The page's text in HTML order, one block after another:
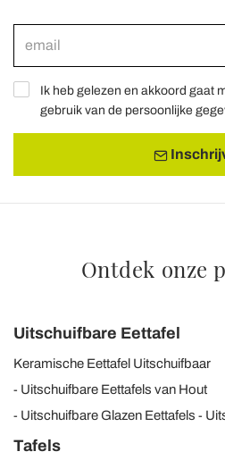
Ik heb gelezen en akkoord gaat
gebruik van de persoonlijke
Ontdek onze
Uitschuifbare Eettafel
Keramische Eettafel Uitschuifbaar
Uitschuifbare Eettafels van Hout
Uitschuifbare Glazen Eettafels
Tafels